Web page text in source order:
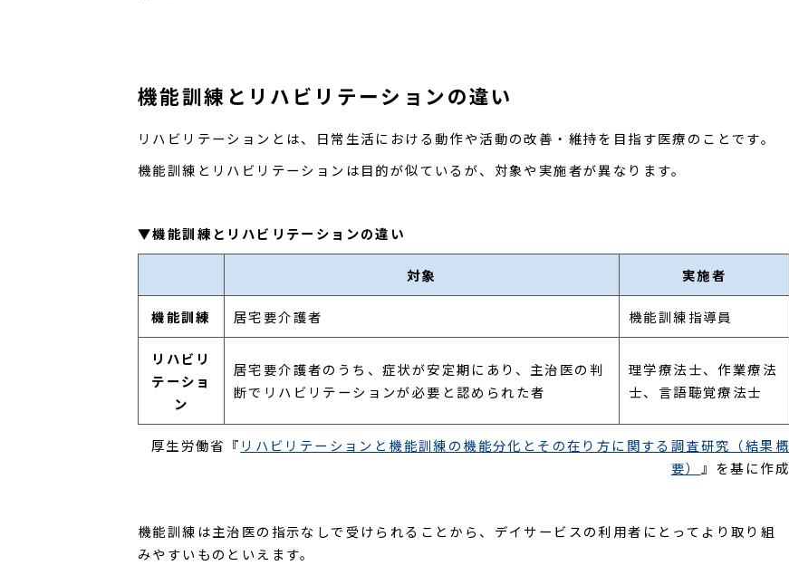
機能訓練とリハビリテーションの違い
リハビリテーションとは、日常生活における動作や活動の改善・維持を目指す医療のことです。
機能訓練とリハビリテーションは目的が似ているが、対象や実施者が異なります。
▼機能訓練とリハビリテーションの違い
対象 実施者
機能訓練 居宅要介護者 機能訓練指導員
リハビリ
テーショ
ン
居宅要介護者のうち、症状が安定期にあり、主治医の判
断でリハビリテーションが必要と認められた者
理学療法士、作業療法
士、言語聴覚療法士
厚生労働省『 リハビリテーションと機能訓練の機能分化とその在り方に関する調査研究（結果概
要）
』を基に作成
機能訓練は主治医の指示なしで受けられることから、デイサービスの利用者にとってより取り組
みやすいものといえます。